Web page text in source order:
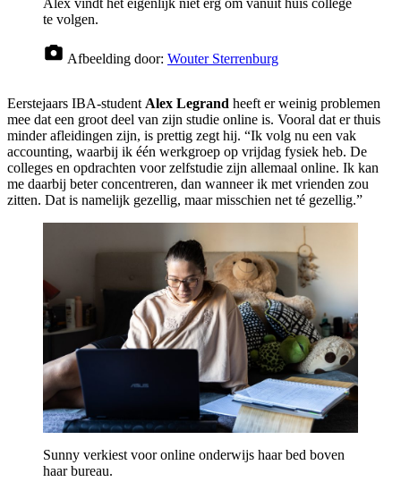
Alex vindt het eigenlijk niet erg om vanuit huis college
te volgen.
Afbeelding door: Wouter Sterrenburg
Eerstejaars IBA-studentAlex Legrand heeft er weinig problemen
mee dat een groot deel van zijn studie online is. Vooral dat er thuis
minder afleidingen zijn, is prettig zegt hij. “Ik volg nu een vak
accounting, waarbij ik één werkgroep op vrijdag fysiek heb. De
colleges en opdrachten voor zelfstudie zijn allemaal online. Ik kan
me daarbij beter concentreren, dan wanneer ik met vrienden zou
zitten. Dat is namelijk gezellig, maar misschien net té gezellig.”
Sunny verkiest voor online onderwijs haar bed boven
haar bureau.